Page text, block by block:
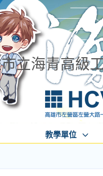
立海青高級
教學單位